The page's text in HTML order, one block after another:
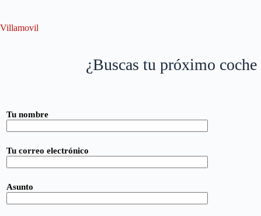
contenido
Villamovil
¿Buscas tu próximo
Tu nombre
Tu correo electrónico
Asunto